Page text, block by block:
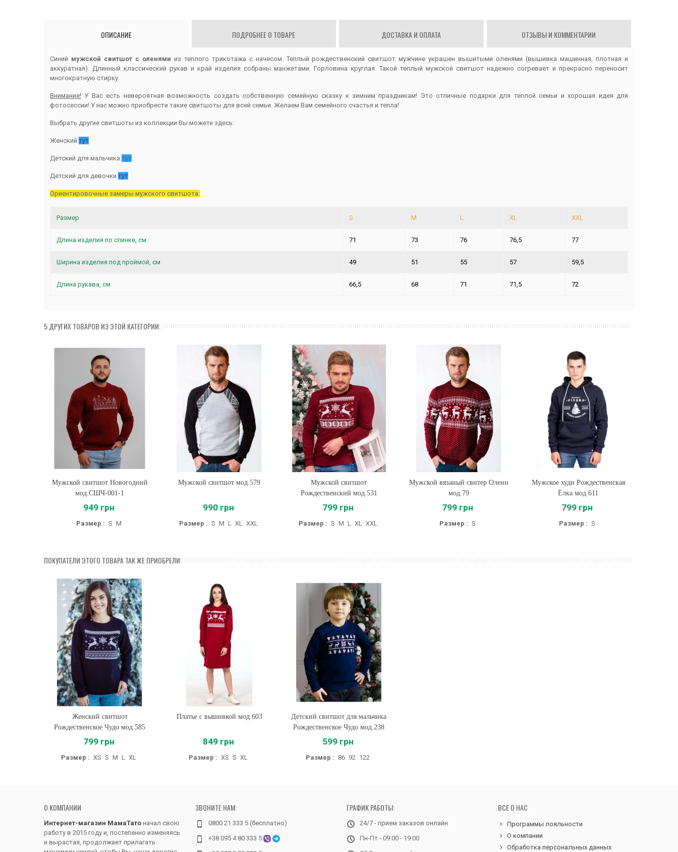
ОПИСАНИЕ ПОДРОБНЕЕ О ТОВАРЕ ДОСТАВКА И ОПЛАТА ОТЗЫВЫ И КОММЕНТАРИИ
Синий мужской свитшот с оленями из теплого трикотажа с начесом. Теплый рождественский свитшот мужчине украшен вышитыми оленями (вышивка машинная, плотная и
аккуратная). Длинный классический рукав и край изделия собраны манжетами. Горловина круглая. Такой теплый мужской свитшот надежно согревает и прекрасно переносит
многократную стирку.
Внимание! У Вас есть невероятная возможность создать собственную семейную сказку к зимним праздникам! Это отличные подарки для теплой семьи и хорошая идея для
фотосессии! У нас можно приобрести такие свитшоты для всей семьи. Желаем Вам семейного счастья и тепла!
Выбрать другие свитшоты из коллекции Вы можете здесь:
Женский тут
Детский для мальчика тут
Детский для девочки тут
Ориентировочные замеры мужского свитшота:
Размер S M L XL XXL
Длина изделия по спинке, см 71 73 76 76,5 77
Ширина изделия под проймой, см 49 51 55 57 59,5
Длина рукава, см 66,5 68 71 71,5 72
5 ДРУГИХ ТОВАРОВ ИЗ ЭТОЙ КАТЕГОРИИ:
Купить
Мужской свитшот Новогодний
мод.СШЧ-001-1
949 грн
Размер : S M
Купить
Мужской свитшот мод.579
990 грн
Размер : S M L XL XXL
Купить
Мужской свитшот
Рождественский мод.531
799 грн
Размер : S M L XL XXL
Купить
Мужской вязаный свитер Олени
мод.79
799 грн
Размер : S
Купить
Мужское худи Рождественская
Ёлка мод.611
799 грн
Размер : S
ПОКУПАТЕЛИ ЭТОГО ТОВАРА ТАК ЖЕ ПРИОБРЕЛИ:
Купить
Женский свитшот
Рождественское Чудо мод.585
799 грн
Размер : XS S M L XL
Купить
Платье с вышивкой мод.603
849 грн
Размер : XS S XL
Купить
Детский свитшот для мальчика
Рождественское Чудо мод.238
599 грн
Размер : 86 92 122
О КОМПАНИИ
Интернет-магазин МамаТато начал свою
работу в 2015 году и, постепенно изменяясь
и вырастая, продолжает прилагать
ЗВОНИТЕ НАМ:
0800 21 333 5 (бесплатно)
+38 095 4 80 333 5
ГРАФИК РАБОТЫ:
24/7 - прием заказов онлайн
Пн-Пт - 09:00 - 19:00
ВСЕ О НАС
Программы лояльности
О компании
Обработка персональных данных